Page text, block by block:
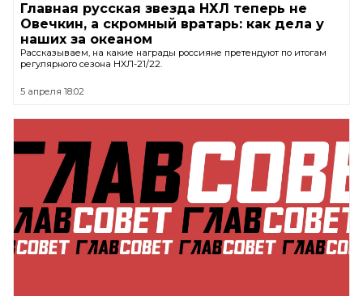
Главная русская звезда НХЛ теперь не
Овечкин, а скромный вратарь: как дела у
наших за океаном
Рассказываем, на какие награды россияне претендуют по итогам
регулярного сезона НХЛ-21/22.
5 апреля 18:02